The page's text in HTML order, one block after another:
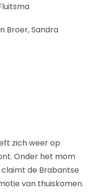
Broer, Sandra
zich weer op
Onder het mom
claimt de Brabantse
van thuiskomen.